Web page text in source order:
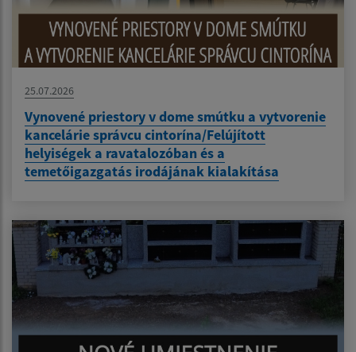
25.07.2026
Vynovené priestory v dome smútku a vytvorenie
kancelárie správcu cintorína/Felújított
helyiségek a ravatalozóban és a
temetőigazgatás irodájának kialakítása